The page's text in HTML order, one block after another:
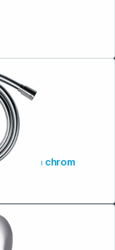
Hansgrohe Isiflex Brauseschlauch 125cm chrom